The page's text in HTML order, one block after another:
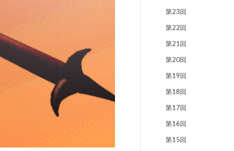
第23回
第22回
第21回
第20回
第19回
第18回
第17回
第16回
第15回